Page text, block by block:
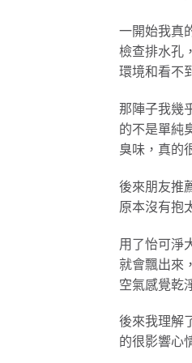
一開始我真
檢查排水孔
環境和看不
那陣子我幾
的不是單純
臭味，真的
後來朋友推
原本沒有抱
用了怡可淨
就會飄出來
空氣感覺乾
後來我理解
的很影響心